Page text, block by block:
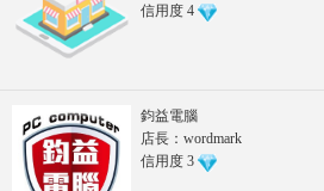
信用度 4
鈞益電腦
店長：wordmark
信用度 3